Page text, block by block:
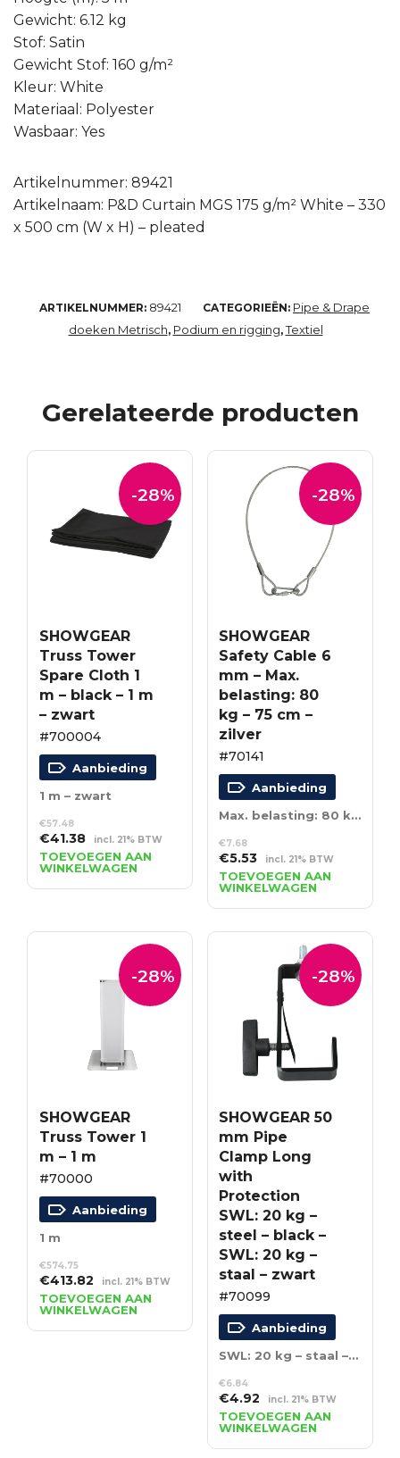
Gewicht: 6.12 kg
Stof: Satin
Gewicht Stof: 160 g/m²
Kleur: White
Materiaal: Polyester
Wasbaar: Yes
Artikelnummer: 89421
Artikelnaam: P&D Curtain MGS 175 g/m² White – 330
x 500 cm (W x H) – pleated
ARTIKELNUMMER: 89421 CATEGORIEËN: Pipe & Drape
doeken Metrisch, Podium en rigging,Textiel
Gerelateerde producten
-28%
SHOWGEAR
Truss Tower
Spare Cloth 1
m – black – 1 m
– zwart
#700004
Aanbieding
1 m – zwart
€57.48
Oorspronkelijke
prijs
was:
€57.48.
€41.38Huidige
prijs
is:
€41.38.
incl. 21% BTW
TOEVOEGEN AAN
WINKELWAGEN
-28%
SHOWGEAR
Safety Cable 6
mm – Max.
belasting: 80
kg – 75 cm –
zilver
#70141
Aanbieding
Max. belasting: 80 kg – 75 cm – zilver
€7.68
Oorspronkelijke
prijs
was:
€7.68.
€5.53Huidige
prijs
is:
€5.53.
incl. 21% BTW
TOEVOEGEN AAN
WINKELWAGEN
-28%
SHOWGEAR
Truss Tower 1
m – 1 m
#70000
Aanbieding
1 m
€574.75
Oorspronkelijke
prijs
was:
€574.75.
€413.82Huidige
prijs
is:
€413.82.
incl. 21% BTW
TOEVOEGEN AAN
WINKELWAGEN
-28%
SHOWGEAR 50
mm Pipe
Clamp Long
with
Protection
SWL: 20 kg –
steel – black –
SWL: 20 kg –
staal – zwart
#70099
Aanbieding
SWL: 20 kg – staal – zwart
€6.84
Oorspronkelijke
prijs
was:
€6.84.
€4.92 Huidige
prijs
is:
€4.92.
incl. 21% BTW
TOEVOEGEN AAN
WINKELWAGEN